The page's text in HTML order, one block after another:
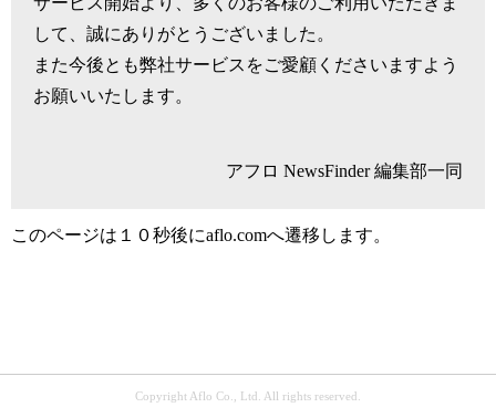
して、誠にありがとうございました。
また今後とも弊社サービスをご愛顧くださいますよう
お願いいたします。
アフロ NewsFinder 編集部一同
このページは１０秒後にaflo.comへ遷移します。
Copyright Aflo Co., Ltd. All rights reserved.